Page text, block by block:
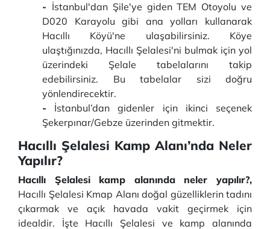
- İstanbul'dan Şile'ye giden TEM Otoyolu ve
D020 Karayolu gibi ana yolları kullanarak
Hacıllı Köyü'ne ulaşabilirsiniz. Köye
ulaştığınızda, Hacıllı Şelalesi'ni bulmak için yol
üzerindeki Şelale tabelalarını takip
edebilirsiniz. Bu tabelalar sizi doğru
yönlendirecektir.
- İstanbul’dan gidenler için ikinci seçenek
Şekerpınar/Gebze üzerinden gitmektir.
Hacıllı Şelalesi Kamp Alanı’nda Neler
Yapılır?
Hacıllı Şelalesi kamp alanında neler yapılır?,
Hacıllı Şelalesi Kmap Alanı doğal güzelliklerin tadını
çıkarmak ve açık havada vakit geçirmek için
idealdir. İşte Hacıllı Şelalesi ve kamp alanında